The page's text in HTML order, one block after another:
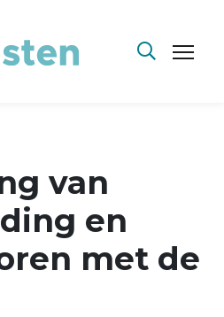
van
en
met de